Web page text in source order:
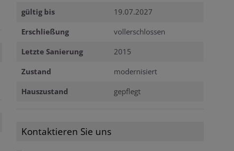
gültig bis 19.07.2027
Erschließung vollerschlossen
Letzte Sanierung 2015
Zustand modernisiert
Hauszustand gepflegt
Kontaktieren Sie uns